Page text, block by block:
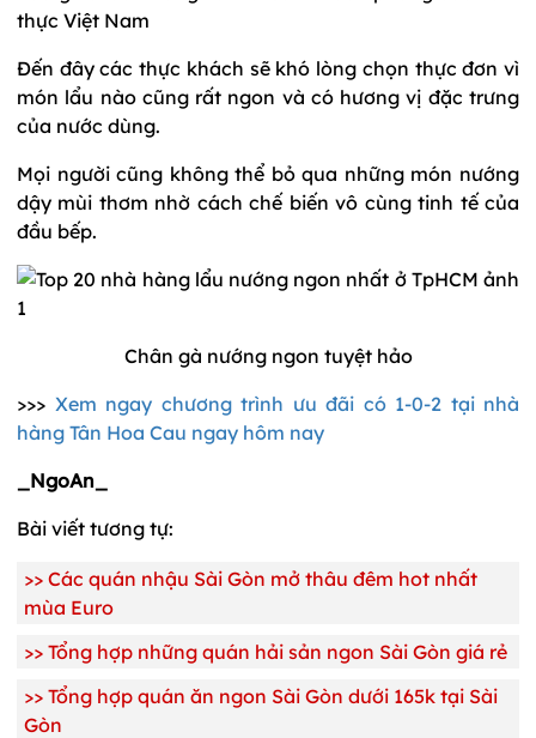
thực Việt Nam
Đến đây các thực khách sẽ khó lòng chọn thực đơn vì
món lẩu nào cũng rất ngon và có hương vị đặc trưng
của nước dùng.
Mọi người cũng không thể bỏ qua những món nướng
dậy mùi thơm nhờ cách chế biến vô cùng tinh tế của
đầu bếp.
Chân gà nướng ngon tuyệt hảo
>>> Xem ngay chương trình ưu đãi có 1-0-2 tại nhà
hàng Tân Hoa Cau ngay hôm nay
_NgoAn_
Bài viết tương tự:
>> Các quán nhậu Sài Gòn mở thâu đêm hot nhất
mùa Euro
>> Tổng hợp những quán hải sản ngon Sài Gòn giá rẻ
>> Tổng hợp quán ăn ngon Sài Gòn dưới 165k tại Sài
Gòn